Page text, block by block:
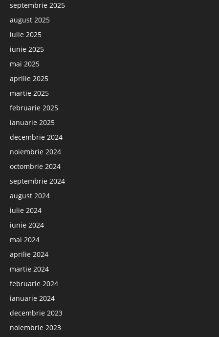
septembrie 2025
august 2025
iulie 2025
iunie 2025
mai 2025
aprilie 2025
martie 2025
februarie 2025
ianuarie 2025
decembrie 2024
noiembrie 2024
octombrie 2024
septembrie 2024
august 2024
iulie 2024
iunie 2024
mai 2024
aprilie 2024
martie 2024
februarie 2024
ianuarie 2024
decembrie 2023
noiembrie 2023